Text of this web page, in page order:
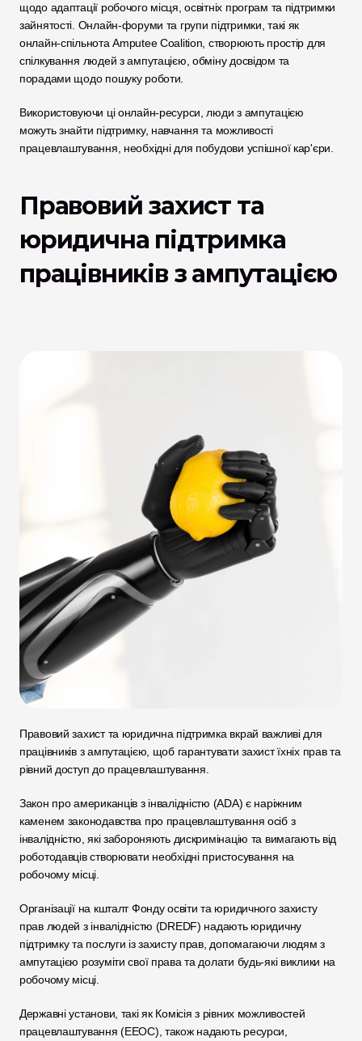
щодо адаптації робочого місця, освітніх програм та підтримки
зайнятості. Онлайн-форуми та групи підтримки, такі як
онлайн-спільнота Amputee Coalition, створюють простір для
спілкування людей з ампутацією, обміну досвідом та
порадами щодо пошуку роботи.
Використовуючи ці онлайн-ресурси, люди з ампутацією
можуть знайти підтримку, навчання та можливості
працевлаштування, необхідні для побудови успішної кар'єри.
Правовий захист та
юридична підтримка
працівників з ампутацією
Правовий захист та юридична підтримка вкрай важливі для
працівників з ампутацією, щоб гарантувати захист їхніх прав та
рівний доступ до працевлаштування.
Закон про американців з інвалідністю (ADA) є наріжним
каменем законодавства про працевлаштування осіб з
інвалідністю, які забороняють дискримінацію та вимагають від
роботодавців створювати необхідні пристосування на
робочому місці.
Організації на кшталт Фонду освіти та юридичного захисту
прав людей з інвалідністю (DREDF) надають юридичну
підтримку та послуги із захисту прав, допомагаючи людям з
ампутацією розуміти свої права та долати будь-які виклики на
робочому місці.
Державні установи, такі як Комісія з рівних можливостей
працевлаштування (EEOC), також надають ресурси,